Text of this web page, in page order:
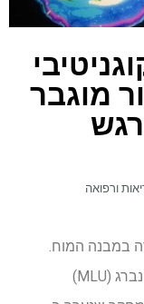
מוגבר
רגש
ורפואה
במבנה המוח.
חוקרים מאוניברסיטת מרטין לותר האלי-ויטנברג (MLU)